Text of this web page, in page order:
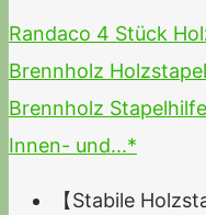
Randaco 4 Stück
Brennholz
Brennholz
Innen- und...*
【Stabile